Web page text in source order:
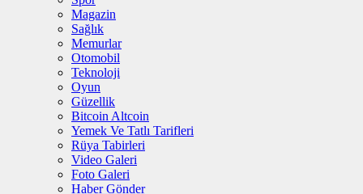
Magazin
Sağlık
Memurlar
Otomobil
Teknoloji
Oyun
Güzellik
Bitcoin Altcoin
Yemek Ve Tatlı Tarifleri
Rüya Tabirleri
Video Galeri
Foto Galeri
Haber Gönder